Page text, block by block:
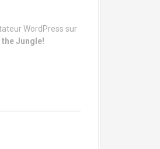
WordPress sur
Jungle!